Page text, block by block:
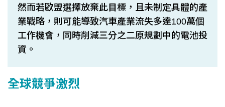
然而若歐盟選擇放棄此目標，且未制定具體的產
業戰略，則可能導致汽車產業流失多達100萬個
工作機會，同時削減三分之二原規劃中的電池投
資。
全球競爭激烈